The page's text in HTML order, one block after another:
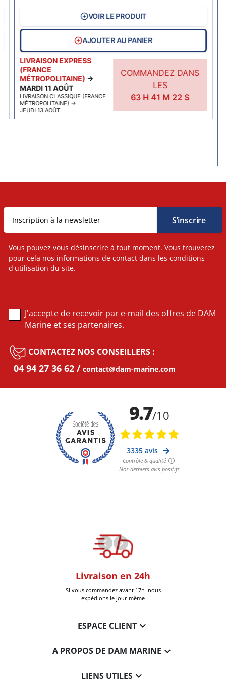
LIVRAISON EXPRESS
(FRANCE
MÉTROPOLITAINE) →
MARDI 11 AOÛT
LIVRAISON CLASSIQUE (FRANCE
MÉTROPOLITAINE) →
JEUDI 13 AOÛT
COMMANDEZ DANS
LES
63 H 41 M 22 S
VOIR LE PRODUIT
AJOUTER AU PANIER
Livraison en 24h
Si vous commandez avant 17h nous
expédions le jour même
Vous pouvez vous désinscrire à tout moment. Vous trouverez
pour cela nos informations de contact dans les conditions
d'utilisation du site.
J'accepte de recevoir par e-mail des offres de DAM
Marine et ses partenaires.
CONTACTEZ NOS CONSEILLERS :
04 94 27 36 62 contact@dam-marine.com
ESPACE CLIENT
A PROPOS DE DAM MARINE 
LIENS UTILES 